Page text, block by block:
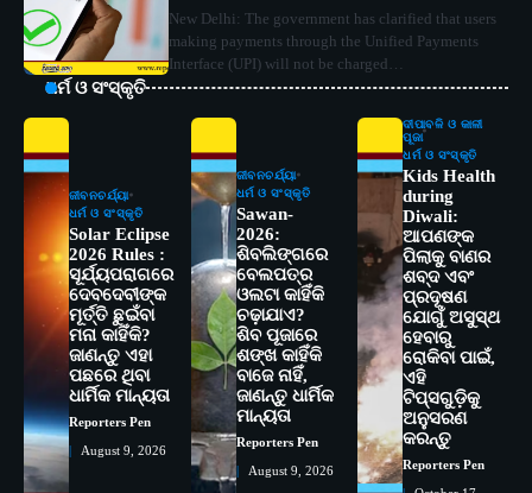
New Delhi: The government has clarified that users
making payments through the Unified Payments
Interface (UPI) will not be charged…
ଧର୍ମ ଓ ସଂସ୍କୃତି
ଜୀବନଚର୍ଯ୍ୟା
ଧର୍ମ ଓ ସଂସ୍କୃତି
Solar Eclipse
2026 Rules :
ସୂର୍ଯ୍ୟପରାଗରେ
ଦେବଦେବୀଙ୍କ
ମୂର୍ତ୍ତି ଛୁଇଁବା
ମନା କାହିଁକି?
ଜାଣନ୍ତୁ ଏହା
ପଛରେ ଥିବା
ଧାର୍ମିକ ମାନ୍ୟତା
Reporters Pen
August 9, 2026
ଜୀବନଚର୍ଯ୍ୟା
ଧର୍ମ ଓ ସଂସ୍କୃତି
Sawan-
2026:
ଶିବଲିଙ୍ଗରେ
ବେଲପତ୍ର
ଓଲଟା କାହିଁକି
ଚଢ଼ାଯାଏ?
ଶିବ ପୂଜାରେ
ଶଙ୍ଖ କାହିଁକି
ବାଜେ ନାହିଁ,
ଜାଣନ୍ତୁ ଧାର୍ମିକ
ମାନ୍ୟତା
Reporters Pen
August 9, 2026
ଦୀପାବଳି ଓ କାଳୀ
ପୂଜା
ଧର୍ମ ଓ ସଂସ୍କୃତି
Kids Health
during
Diwali:
ଆପଣଙ୍କ
ପିଲାକୁ ବାଣର
ଶବ୍ଦ ଏବଂ
ପ୍ରଦୂଷଣ
ଯୋଗୁଁ ଅସୁସ୍ଥ
ହେବାରୁ
ରୋକିବା ପାଇଁ,
ଏହି
ଟିପ୍ସଗୁଡ଼ିକୁ
ଅନୁସରଣ
କରନ୍ତୁ
Reporters Pen
ସୋଆର ୨୦ତମ ପ୍ରତିଷ୍ଠା ଦିବସରେ
ବିଶ୍ୱବିଦ୍ୟାଳୟର ସଫଳତା, ଉତ୍କର୍ଷତା ଓ
ଅଗ୍ରଗତିର ସ୍ମୃତିଚାରଣ
Reporters Pen
3
ରୋଗୀମାନେ ଡାକ୍ତରଙ୍କୁ ଭଗବାନ ସଦୃଶ